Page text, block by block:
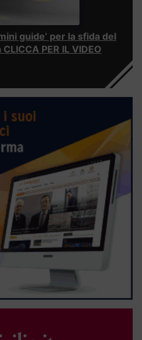
guide’ per la sfida del
PER IL VIDEO